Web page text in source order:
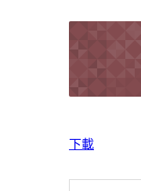
下載